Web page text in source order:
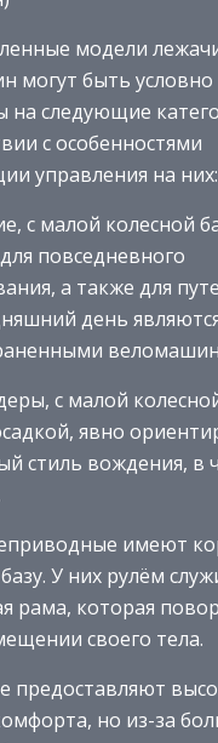
модели
могут быть условно
на следующие
с особенностями
управления на них:
с малой колесной
повседневного
а также для
день
с малой
явно
стиль вождения, в
имеют
У них рулём
рама, которая
своего тела.
предоставляют
но из-за